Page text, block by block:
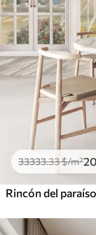
33333.33$/m²
Rincón del paraíso